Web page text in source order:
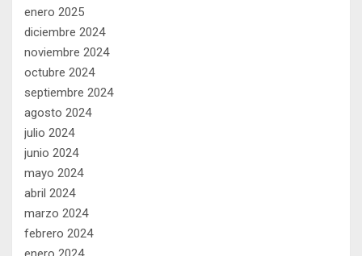
enero 2025
diciembre 2024
noviembre 2024
octubre 2024
septiembre 2024
agosto 2024
julio 2024
junio 2024
mayo 2024
abril 2024
marzo 2024
febrero 2024